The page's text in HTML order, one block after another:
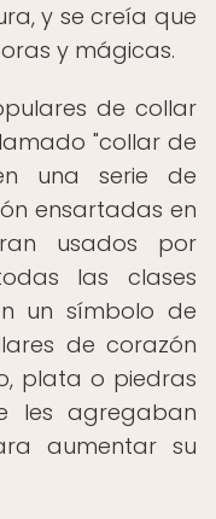
y se creía que
y mágicas.
de collar
"collar de
una serie de
ensartadas en
usados ​​por
las clases
un símbolo de
de corazón
plata o piedras
les agregaban
aumentar su